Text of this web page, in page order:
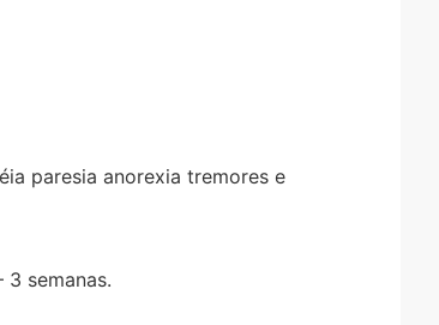
paresia anorexia tremores e
semanas.